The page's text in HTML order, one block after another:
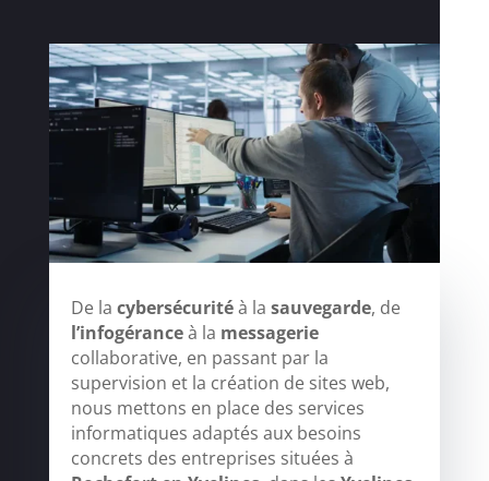
De la cybersécuritéà la sauvegarde, de
l’infogéranceà la messagerie
collaborative, en passant par la
supervision et la création de sites web,
nous mettons en place des services
informatiques adaptés aux besoins
concrets des entreprises situées à